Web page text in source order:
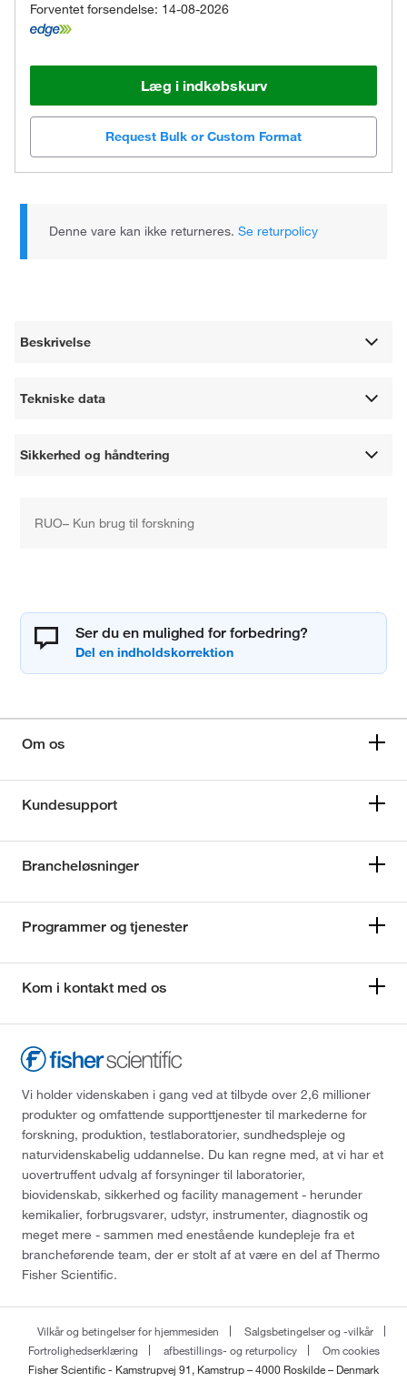
Forventet forsendelse: 14-08-2026
Læg i indkøbskurv
Request Bulk or Custom Format
Denne vare kan ikke returneres.Se returpolicy
Beskrivelse
Tekniske data
Sikkerhed og håndtering
RUO– Kun brug til forskning
Ser du en mulighed for forbedring?
Om os
Kundesupport
Brancheløsninger
Programmer og tjenester
Kom i kontakt med os
Vi holder videnskaben i gang ved at tilbyde over 2,6 millioner
produkter og omfattende supporttjenester til markederne for
forskning, produktion, testlaboratorier, sundhedspleje og
naturvidenskabelig uddannelse. Du kan regne med, at vi har et
uovertruffent udvalg af forsyninger til laboratorier,
biovidenskab, sikkerhed og facility management - herunder
kemikalier, forbrugsvarer, udstyr, instrumenter, diagnostik og
meget mere - sammen med enestående kundepleje fra et
brancheførende team, der er stolt af at være en del af Thermo
Fisher Scientific.
Vilkår og betingelser for hjemmesiden
Salgsbetingelser og -vilkår
Fortrolighedserklæring
afbestillings- og returpolicy
Om cookies
Fisher Scientific - Kamstrupvej 91, Kamstrup – 4000 Roskilde – Denmark